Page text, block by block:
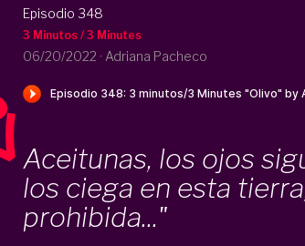
Episodio 348
3 Minutos / 3 Minutes
06/20/2022 · Adriana Pacheco
Aceitunas, los ojos
los ciega en esta
prohibida..."